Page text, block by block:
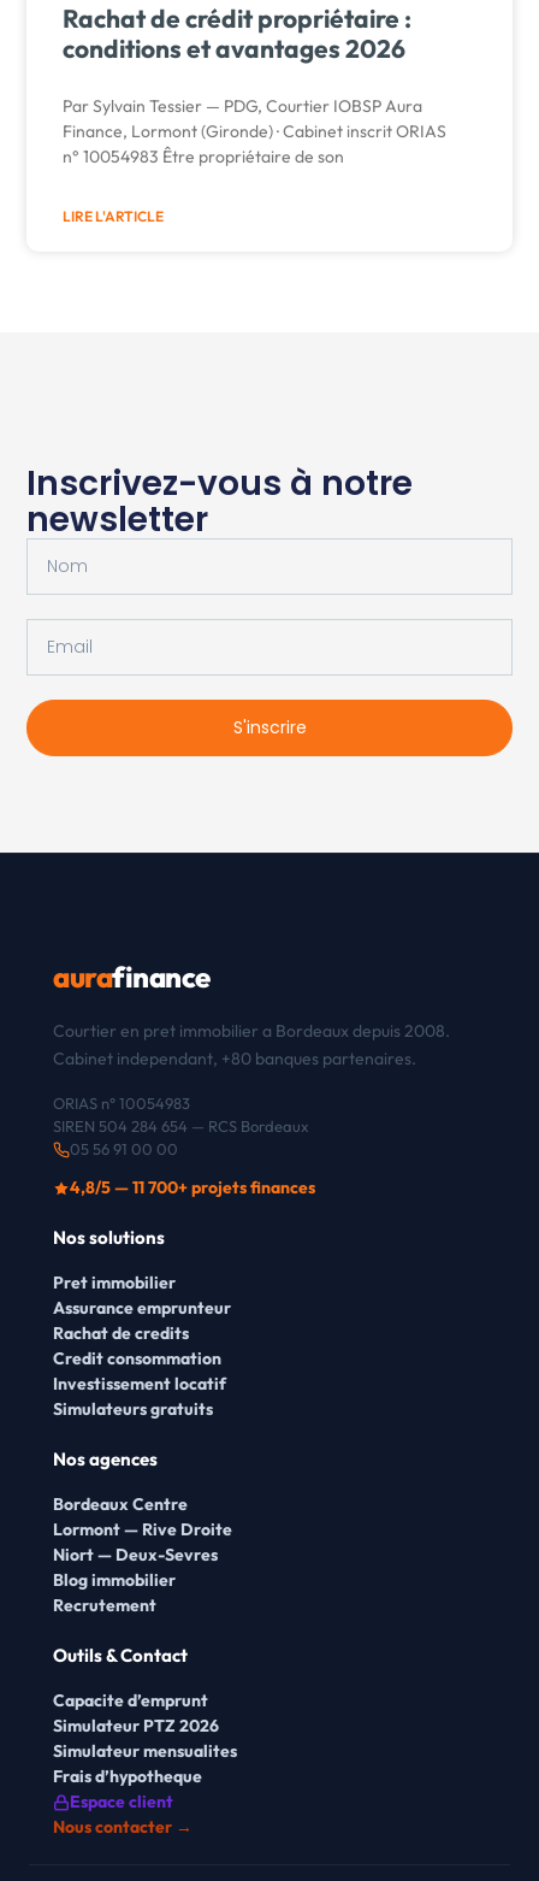
Rachat de crédit propriétaire :
conditions et avantages 2026
Par Sylvain Tessier — PDG, Courtier IOBSP Aura
Finance, Lormont (Gironde) · Cabinet inscrit ORIAS
n° 10054983 Être propriétaire de son
LIRE L'ARTICLE
Inscrivez-vous à notre
newsletter
S'inscrire
aurafinance
Courtier en pret immobilier a Bordeaux depuis 2008.
Cabinet independant, +80 banques partenaires.
ORIAS n° 10054983
SIREN 504 284 654 — RCS Bordeaux
05 56 91 00 00
4,8/5 — 11 700+ projets finances
Nos solutions
Pret immobilier
Assurance emprunteur
Rachat de credits
Credit consommation
Investissement locatif
Simulateurs gratuits
Nos agences
Bordeaux Centre
Lormont — Rive Droite
Niort — Deux-Sevres
Blog immobilier
Recrutement
Outils & Contact
Capacite d’emprunt
Simulateur PTZ 2026
Simulateur mensualites
Frais d’hypotheque
Espace client
Nous contacter →